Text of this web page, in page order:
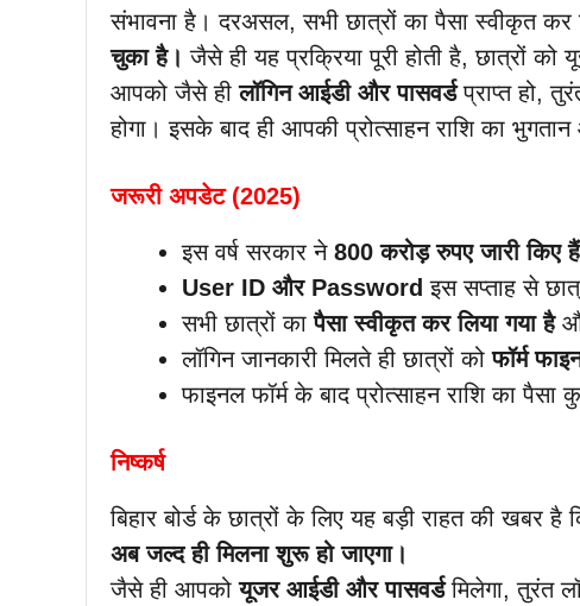
संभावना है। दरअसल, सभी छात्रों का पैसा स्वीकृत
चुका है। जैसे ही यह प्रक्रिया पूरी होती है, छात्रों
आपको जैसे हीलॉगिन आईडी और पासवर्डप्राप्त हो,
होगा। इसके बाद ही आपकी प्रोत्साहन राशि का
जरूरी अपडेट (2025)
इस वर्ष सरकार ने 800 करोड़ रुपए जारी किए
User ID और Password इस सप्ताह से
सभी छात्रों कापैसा स्वीकृत कर लिया गया है
लॉगिन जानकारी मिलते ही छात्रों कोफॉर्म
फाइनल फॉर्म के बाद प्रोत्साहन राशि का पैसा
निष्कर्ष
बिहार बोर्ड के छात्रों के लिए यह बड़ी राहत की खबर है
अब जल्द ही मिलना शुरू हो जाएगा।
जैसे ही आपकोयूजर आईडी और पासवर्डमिलेगा, तुरंत